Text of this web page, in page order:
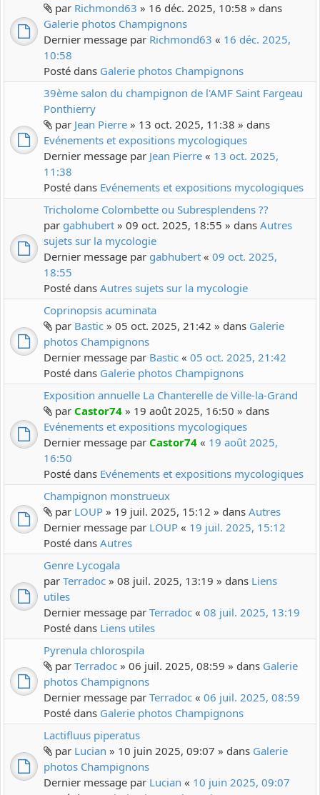
par Richmond63 » 16 déc. 2025, 10:58 » dans
Galerie photos Champignons
Dernier message par Richmond63 « 16 déc. 2025,
10:58
Posté dans Galerie photos Champignons
39ème salon du champignon de l'AMF Saint Fargeau
Ponthierry
par Jean Pierre » 13 oct. 2025, 11:38 » dans
Evénements et expositions mycologiques
Dernier message par Jean Pierre « 13 oct. 2025,
11:38
Posté dans Evénements et expositions mycologiques
Tricholome Colombette ou Subresplendens ??
par gabhubert » 09 oct. 2025, 18:55 » dans Autres
sujets sur la mycologie
Dernier message par gabhubert « 09 oct. 2025,
18:55
Posté dans Autres sujets sur la mycologie
Coprinopsis acuminata
par Bastic » 05 oct. 2025, 21:42 » dans Galerie
photos Champignons
Dernier message par Bastic « 05 oct. 2025, 21:42
Posté dans Galerie photos Champignons
Exposition annuelle La Chanterelle de Ville-la-Grand
par Castor74 » 19 août 2025, 16:50 » dans
Evénements et expositions mycologiques
Dernier message par Castor74 « 19 août 2025,
16:50
Posté dans Evénements et expositions mycologiques
Champignon monstrueux
par LOUP » 19 juil. 2025, 15:12 » dans Autres
Dernier message par LOUP « 19 juil. 2025, 15:12
Posté dans Autres
Genre Lycogala
par Terradoc » 08 juil. 2025, 13:19 » dans Liens
utiles
Dernier message par Terradoc « 08 juil. 2025, 13:19
Posté dans Liens utiles
Pyrenula chlorospila
par Terradoc » 06 juil. 2025, 08:59 » dans Galerie
photos Champignons
Dernier message par Terradoc « 06 juil. 2025, 08:59
Posté dans Galerie photos Champignons
Lactifluus piperatus
par Lucian » 10 juin 2025, 09:07 » dans Galerie
photos Champignons
Dernier message par Lucian « 10 juin 2025, 09:07